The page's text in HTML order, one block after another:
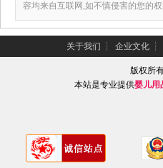
容均来自互联网,如不慎侵害的您的
关于我们 ┆ 企业文化 ┆
版权所
本站是专业提供婴儿用